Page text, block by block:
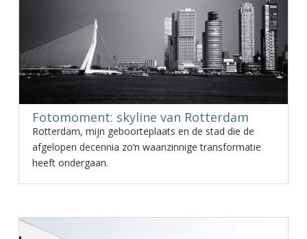
Fotomoment: skyline van Rotterdam
Rotterdam, mijn geboorteplaats en de stad die de
afgelopen decennia zo’n waanzinnige transformatie
heeft ondergaan.